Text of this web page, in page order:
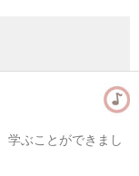
学ぶことができまし